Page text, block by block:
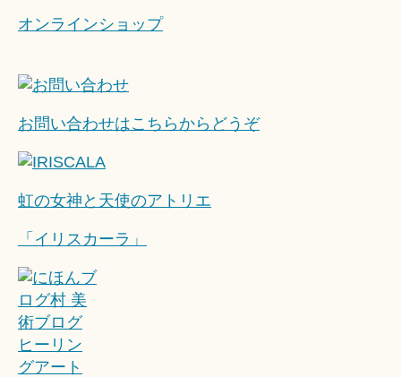
オンラインショップ
お問い合わせはこちらからどうぞ
虹の女神と天使のアトリエ
「イリスカーラ」